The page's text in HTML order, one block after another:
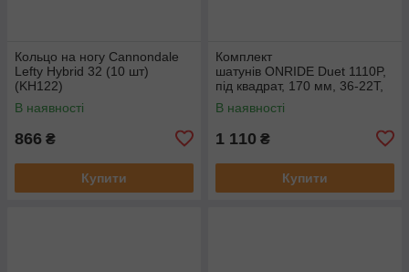
Кольцо на ногу Cannondale
Lefty Hybrid 32 (10 шт)
(KH122)
В наявності
866 ₴
Купити
Комплект
шатунів ONRIDE Duet 1110P,
під квадрат, 170 мм, 36-22T,
на 11/10/9 шв., чорний
В наявності
1 110 ₴
Купити